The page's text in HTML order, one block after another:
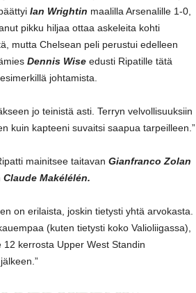
Ian Wrightin maalilla Arsenalille 1-0,
pikku hiljaa ottaa askeleita kohti
mutta Chelsean peli perustui edelleen
Dennis Wise edusti Ripatille tätä
johtamista.
jo teinistä asti. Terryn velvollisuuksiin
kuin kapteeni suvaitsi saapua tarpeilleen.”
mainitsee taitavan Gianfranco Zolan
Claude Makélélén.
on erilaista, joskin tietysti yhtä arvokasta.
(kuten tietysti koko Valioliigassa),
kerrosta Upper West Standin